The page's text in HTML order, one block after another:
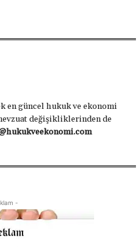
en güncel hukuk ve ekonomi
değişikliklerinden de
-